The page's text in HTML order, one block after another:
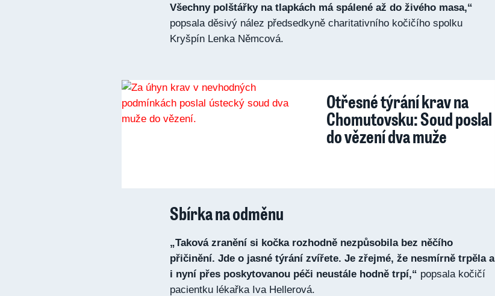
Všechny polštářky na tlapkách má spálené až do živého masa,“
popsala děsivý nález předsedkyně charitativního kočičího spolku
Kryšpín Lenka Němcová.
Otřesné týrání krav na
Chomutovsku: Soud poslal
do vězení dva muže
Sbírka na odměnu
„Taková zranění si kočka rozhodně nezpůsobila bez něčího
přičinění. Jde o jasné týrání zvířete. Je zřejmé, že nesmírně trpěla a
i nyní přes poskytovanou péči neustále hodně trpí,“ popsala kočičí
pacientku lékařka Iva Hellerová.